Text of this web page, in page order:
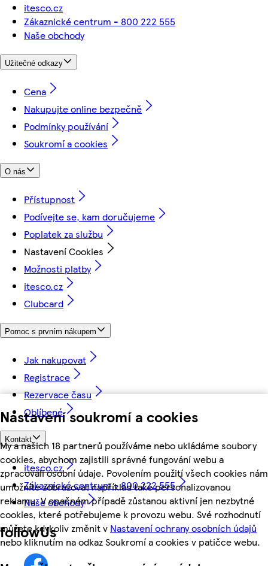
Nastavení soukromí a cookies
My a našich 18 partnerů používáme nebo ukládáme soubory
cookies, abychom zajistili správné fungování webu a
zpracovali osobní údaje. Povolením použití všech cookies nám
umožníte zobrazovat například také personalizovanou
reklamu. V opačném případě zůstanou aktivní jen nezbytné
cookies, které potřebujeme k provozu webu. Své rozhodnutí
můžete kdykoliv změnit v Nastavení ochrany osobních údajů
nebo kliknutím na odkaz Soukromí a cookies v patičce webu.
itesco.cz
Zákaznické centrum - 800 222 555
Naše obchody
Užitečné odkazy
Cena
Nakupujte online bezpečně
Podmínky používání
Soukromí a cookies
O nás
Přístupnost
Podívejte se, kam doručujeme
Poplatek za službu
Nastavení Cookies
Možnosti platby
itesco.cz
Clubcard
Pomoc s prvním nákupem
Jak nakupovat
Registrace
Rezervace času
Oblíbené
Kontakt
itesco.cz
Zákaznické centrum - 800 222 555
Naše obchody
followUs